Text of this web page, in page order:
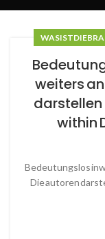
WAS IST DIE
weiters
darstellen
within
Bedeutungslos
Die autoren